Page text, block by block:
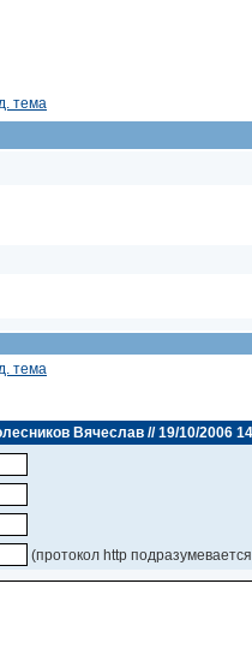
тема
тема
Вячеслав // 19/10/2006
(протокол http